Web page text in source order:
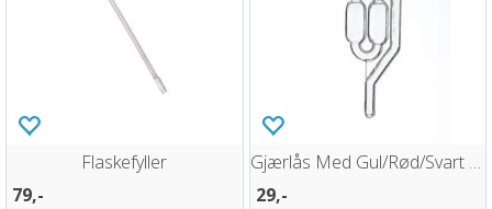
Flaskefyller
79,-
Gjærlås Med Gul/Rød/Svart Topp
29,-